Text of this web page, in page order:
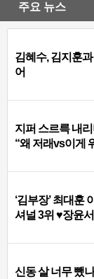
주요 뉴스
김혜수, 김지훈과
어
지퍼 스르륵 내
“왜 저래vs이게
‘김부장’ 최대훈
셔널 3위 ♥장윤
신동 살 너무 뺐